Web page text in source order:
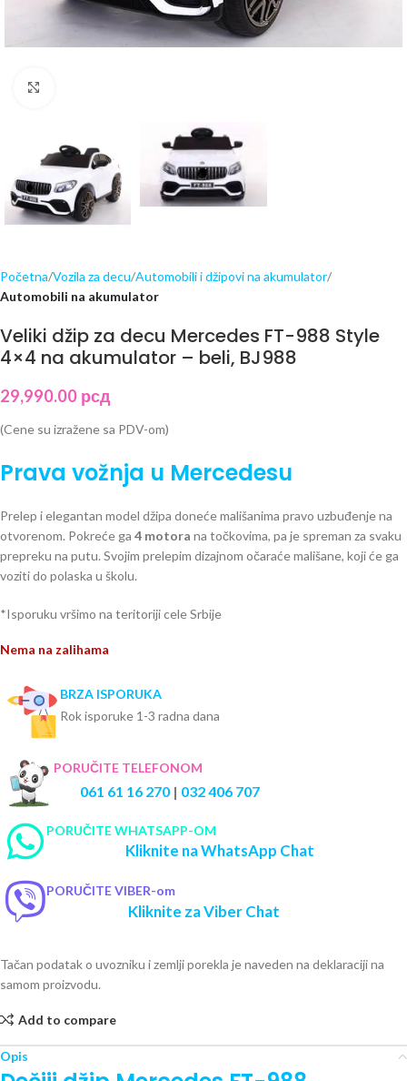
Početna Vozila za decu Automobili i džipovi na akumulator
Automobili na akumulator
Veliki džip za decu Mercedes FT-988 Style
4×4 na akumulator – beli, BJ988
29,990.00 рсд
(Cene su izražene sa PDV-om)
Prava vožnja u Mercedesu
Prelep i elegantan model džipa doneće mališanima pravo uzbuđenje na
otvorenom. Pokreće ga 4 motora na točkovima, pa je spreman za svaku
prepreku na putu. Svojim prelepim dizajnom očaraće mališane, koji će ga
voziti do polaska u školu.
*Isporuku vršimo na teritoriji cele Srbije
Nema na zalihama
BRZA ISPORUKA
Rok isporuke 1-3 radna dana
PORUČITE TELEFONOM
061 61 16 270 | 032 406 707
PORUČITE WHATSAPP-OM
Kliknite na WhatsApp Chat
PORUČITE VIBER-om
Kliknite za Viber Chat
Tačan podatak o uvozniku i zemlji porekla je naveden na deklaraciji na
samom proizvodu.
Add to compare
Opis